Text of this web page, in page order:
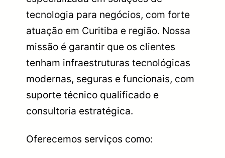
tecnologia para negócios, com forte
atuação em Curitiba e região. Nossa
missão é garantir que os clientes
tenham infraestruturas tecnológicas
modernas, seguras e funcionais, com
suporte técnico qualificado e
consultoria estratégica.
Oferecemos serviços como: